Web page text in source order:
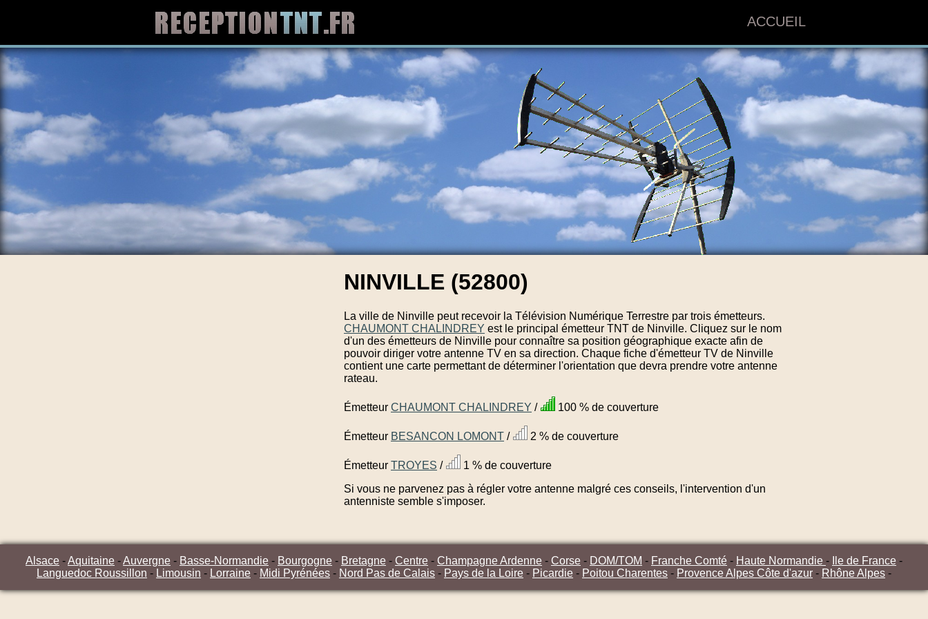
ACCUEIL
NINVILLE (52800)
La ville de Ninville peut recevoir la Télévision Numérique Terrestre par trois émetteurs.
CHAUMONT CHALINDREY est le principal émetteur TNT de Ninville. Cliquez sur le nom
d'un des émetteurs de Ninville pour connaître sa position géographique exacte afin de
pouvoir diriger votre antenne TV en sa direction. Chaque fiche d'émetteur TV de Ninville
contient une carte permettant de déterminer l'orientation que devra prendre votre antenne
rateau.
Émetteur CHAUMONT CHALINDREY / 100 % de couverture
Émetteur BESANCON LOMONT / 2 % de couverture
Émetteur TROYES /
1 % de couverture
Si vous ne parvenez pas à régler votre antenne malgré ces conseils, l'intervention d'un
antenniste semble s'imposer.
Alsace -Aquitaine -Auvergne - Basse-Normandie - Bourgogne - Bretagne - Centre - Champagne Ardenne - Corse - DOM/TOM - Franche Comté - Haute Normandie - Ile de France -
Languedoc Roussillon - Limousin - Lorraine - Midi Pyrénées - Nord Pas de Calais - Pays de la Loire - Picardie - Poitou Charentes - Provence Alpes Côte d'azur - Rhône Alpes -